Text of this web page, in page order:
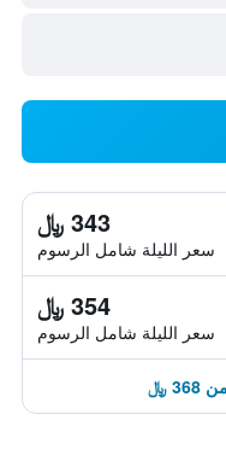
343 ﷼
سعر الليلة شامل الرسوم
354 ﷼
سعر الليلة شامل الرسوم